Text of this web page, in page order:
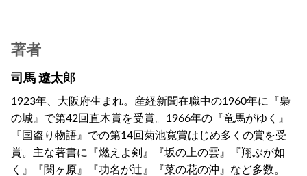
著者
司馬 遼太郎
1923年、大阪府生まれ。産経新聞在職中の1960年に『梟
の城』で第42回直木賞を受賞。1966年の『竜馬がゆく』
『国盗り物語』での第14回菊池寛賞はじめ多くの賞を受
賞。主な著書に『燃えよ剣』『坂の上の雲』『翔ぶが如
く』『関ヶ原』『功名が辻』『菜の花の沖』など多数。